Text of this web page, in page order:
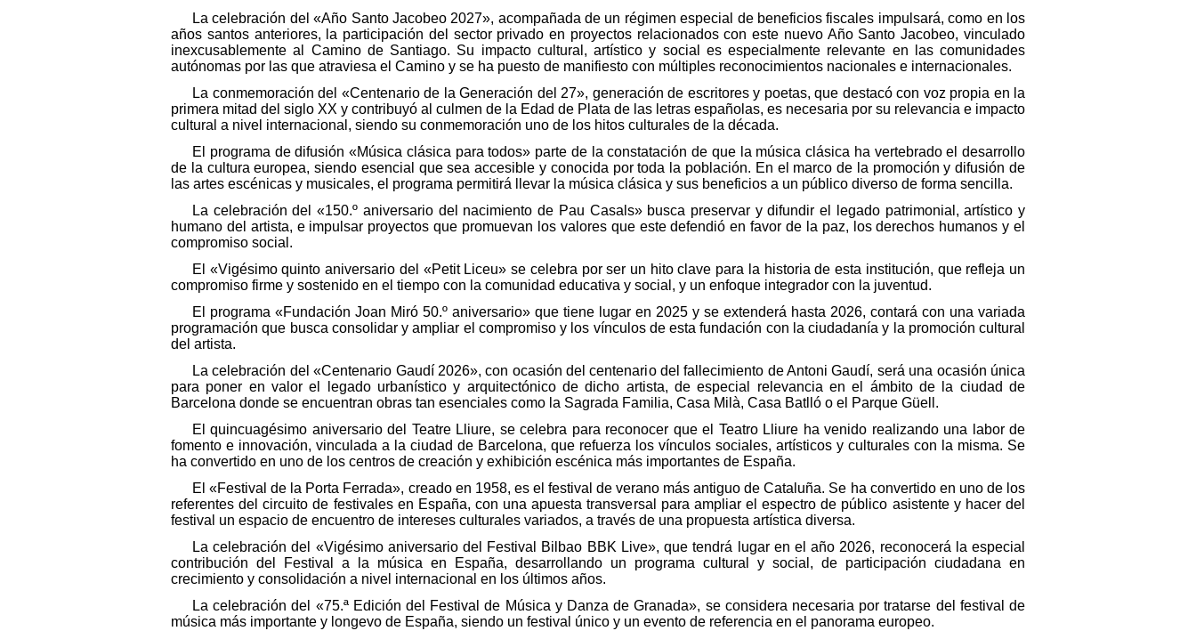
La celebración del «Año Santo Jacobeo 2027», acompañada de un régimen especial de beneficios fiscales impulsará, como en los
años santos anteriores, la participación del sector privado en proyectos relacionados con este nuevo Año Santo Jacobeo, vinculado
inexcusablemente al Camino de Santiago. Su impacto cultural, artístico y social es especialmente relevante en las comunidades
autónomas por las que atraviesa el Camino y se ha puesto de manifiesto con múltiples reconocimientos nacionales e internacionales.
La conmemoración del «Centenario de la Generación del 27», generación de escritores y poetas, que destacó con voz propia en la
primera mitad del siglo XX y contribuyó al culmen de la Edad de Plata de las letras españolas, es necesaria por su relevancia e impacto
cultural a nivel internacional, siendo su conmemoración uno de los hitos culturales de la década.
El programa de difusión «Música clásica para todos» parte de la constatación de que la música clásica ha vertebrado el desarrollo
de la cultura europea, siendo esencial que sea accesible y conocida por toda la población. En el marco de la promoción y difusión de
las artes escénicas y musicales, el programa permitirá llevar la música clásica y sus beneficios a un público diverso de forma sencilla.
La celebración del «150.º aniversario del nacimiento de Pau Casals» busca preservar y difundir el legado patrimonial, artístico y
humano del artista, e impulsar proyectos que promuevan los valores que este defendió en favor de la paz, los derechos humanos y el
compromiso social.
El «Vigésimo quinto aniversario del «Petit Liceu» se celebra por ser un hito clave para la historia de esta institución, que refleja un
compromiso firme y sostenido en el tiempo con la comunidad educativa y social, y un enfoque integrador con la juventud.
El programa «Fundación Joan Miró 50.º aniversario» que tiene lugar en 2025 y se extenderá hasta 2026, contará con una variada
programación que busca consolidar y ampliar el compromiso y los vínculos de esta fundación con la ciudadanía y la promoción cultural
del artista.
La celebración del «Centenario Gaudí 2026», con ocasión del centenario del fallecimiento de Antoni Gaudí, será una ocasión única
para poner en valor el legado urbanístico y arquitectónico de dicho artista, de especial relevancia en el ámbito de la ciudad de
Barcelona donde se encuentran obras tan esenciales como la Sagrada Familia, Casa Milà, Casa Batlló o el Parque Güell.
El quincuagésimo aniversario del Teatre Lliure, se celebra para reconocer que el Teatro Lliure ha venido realizando una labor de
fomento e innovación, vinculada a la ciudad de Barcelona, que refuerza los vínculos sociales, artísticos y culturales con la misma. Se
ha convertido en uno de los centros de creación y exhibición escénica más importantes de España.
El «Festival de la Porta Ferrada», creado en 1958, es el festival de verano más antiguo de Cataluña. Se ha convertido en uno de los
referentes del circuito de festivales en España, con una apuesta transversal para ampliar el espectro de público asistente y hacer del
festival un espacio de encuentro de intereses culturales variados, a través de una propuesta artística diversa.
La celebración del «Vigésimo aniversario del Festival Bilbao BBK Live», que tendrá lugar en el año 2026, reconocerá la especial
contribución del Festival a la música en España, desarrollando un programa cultural y social, de participación ciudadana en
crecimiento y consolidación a nivel internacional en los últimos años.
La celebración del «75.ª Edición del Festival de Música y Danza de Granada», se considera necesaria por tratarse del festival de
música más importante y longevo de España, siendo un festival único y un evento de referencia en el panorama europeo.